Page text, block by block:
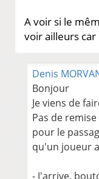
A voir si le
voir ailleurs car
Denis
Bonjour
Je viens de
Pas de
pour le
qu'un joueur
- J'arrive,